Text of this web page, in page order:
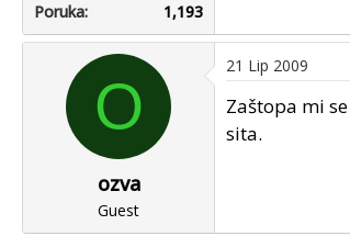
Poruka
1,193
O
ozva
Guest
21 Lip 2009
Zaštopa mi
sita.